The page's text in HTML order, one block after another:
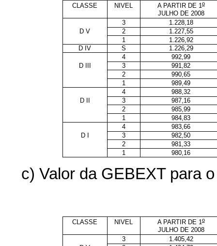
CLASSE NIVEL A PARTIR DE 1o
JULHO DE 2008
3
1.228,18
D V
2
1.227,55
1
1.226,92
D IV
S
1.226,29
4
992,99
D III
3
991,82
2
990,65
1
989,49
4
988,32
D II
3
987,16
2
985,99
1
984,83
4
983,66
D I
3
982,50
2
981,33
1
980,16
c) Valor da GEBEXT para
CLASSE NIVEL A PARTIR DE 1o
JULHO DE 2008
3
1.405,42